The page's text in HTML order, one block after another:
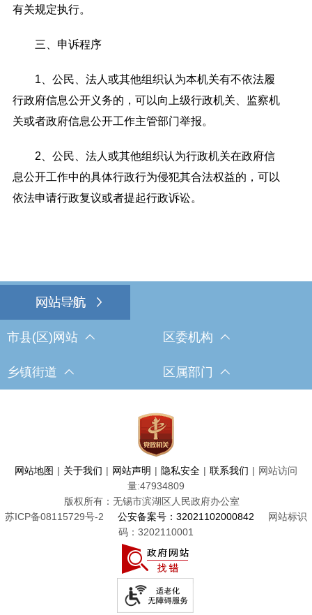
有关规定执行。
三、申诉程序
1、公民、法人或其他组织认为本机关有不依法履
行政府信息公开义务的，可以向上级行政机关、监察机
关或者政府信息公开工作主管部门举报。
2、公民、法人或其他组织认为行政机关在政府信
息公开工作中的具体行政行为侵犯其合法权益的，可以
依法申请行政复议或者提起行政诉讼。
市县(区)网站 区委机构
乡镇街道 区属部门
网站地图 | 关于我们 | 网站声明 | 隐私安全 | 联系我们 | 网站访问
量:47934809
版权所有：无锡市滨湖区人民政府办公室
苏ICP备08115729号-2
公安备案号：32021102000842
网站标识
码：3202110001